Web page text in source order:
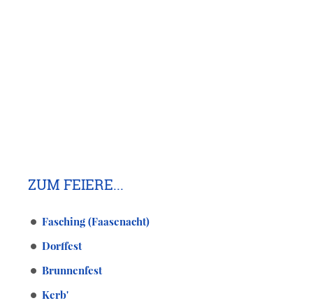
ZUM FEIERE...
Fasching (Faasenacht)
Dorffest
Brunnenfest
Kerb'